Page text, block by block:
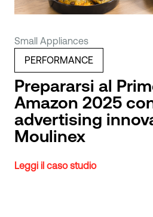
Small Appliances
PERFORMANCE
Prepararsi al
Amazon 2025
advertising
Moulinex
Leggi il caso studio